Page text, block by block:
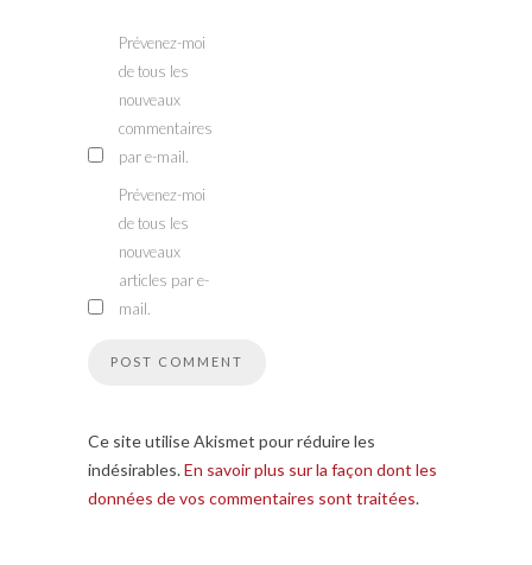
Prévenez-moi
de tous les
nouveaux
commentaires
par e-mail.
Prévenez-moi
de tous les
nouveaux
articles par e-
mail.
Ce site utilise Akismet pour réduire les
indésirables.En savoir plus sur la façon dont les
données de vos commentaires sont traitées.